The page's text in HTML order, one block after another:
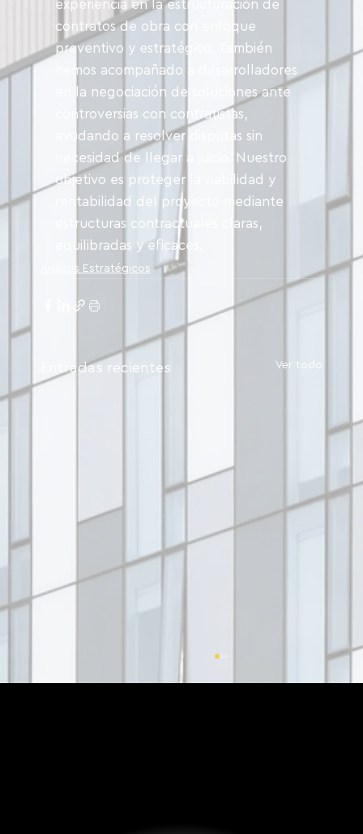
experiencia en la estructuración de
contratos de obra con enfoque
preventivo y estratégico. También
hemos acompañado a desarrolladores
en la negociación de soluciones ante
controversias con contratistas,
ayudando a resolver disputas sin
necesidad de llegar a juicio. Nuestro
objetivo es proteger la viabilidad y
rentabilidad del proyecto mediante
estructuras contractuales claras,
equilibradas y eficaces.
Análisis Estratégicos
Entradas recientes Ver todo